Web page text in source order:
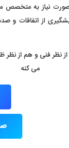
نیاز به متخصص
از اتفاقات و
نظر فنی و هم از نظر
می کنه